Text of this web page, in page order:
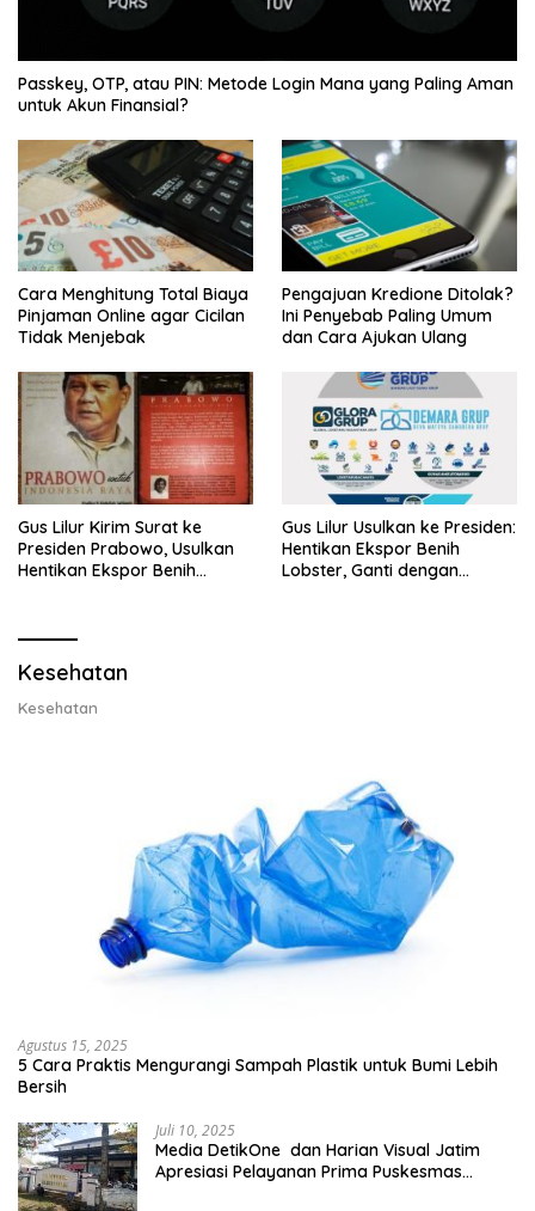
Passkey, OTP, atau PIN: Metode Login Mana yang Paling Aman
untuk Akun Finansial?
Cara Menghitung Total Biaya
Pinjaman Online agar Cicilan
Tidak Menjebak
Pengajuan Kredione Ditolak?
Ini Penyebab Paling Umum
dan Cara Ajukan Ulang
Gus Lilur Kirim Surat ke
Presiden Prabowo, Usulkan
Hentikan Ekspor Benih
Gus Lilur Usulkan ke Presiden:
Hentikan Ekspor Benih
Lobster, Ganti dengan
Kesehatan
Kesehatan
Agustus 15, 2025
5 Cara Praktis Mengurangi Sampah Plastik untuk Bumi Lebih
Bersih
Juli 10, 2025
Media DetikOne dan Harian Visual Jatim
Apresiasi Pelayanan Prima Puskesmas